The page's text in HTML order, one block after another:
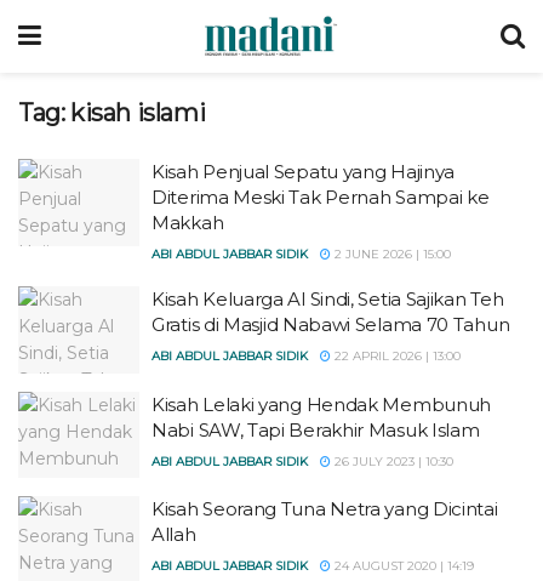
Tag: kisah islami
Kisah Penjual Sepatu yang Hajinya
Diterima Meski Tak Pernah Sampai ke
Makkah
ABI ABDUL JABBAR SIDIK 2 JUNE 2026 | 15:00
Kisah Keluarga Al Sindi, Setia Sajikan Teh
Gratis di Masjid Nabawi Selama 70 Tahun
ABI ABDUL JABBAR SIDIK 22 APRIL 2026 | 13:00
Kisah Lelaki yang Hendak Membunuh
Nabi SAW, Tapi Berakhir Masuk Islam
ABI ABDUL JABBAR SIDIK 26 JULY 2023 | 10:30
Kisah Seorang Tuna Netra yang Dicintai
Allah
ABI ABDUL JABBAR SIDIK 24 AUGUST 2020 | 14:19